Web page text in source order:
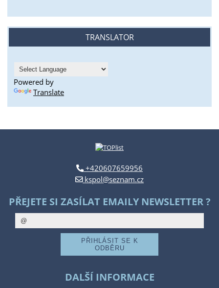
TRANSLATOR
Powered by
Translate
+420607659956
kspol@seznam.cz
PŘEJETE SI ZASÍLAT EMAILY NEWSLETTER ?
DALŠÍ INFORMACE